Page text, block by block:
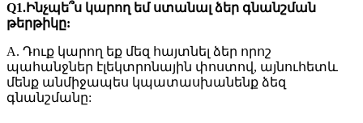
Q1.Ինչպե՞ս կարող եմ ստանալ ձեր գնանշման
թերթիկը:
A. Դուք կարող եք մեզ հայտնել ձեր որոշ
պահանջներ էլեկտրոնային փոստով, այնուհետև
մենք անմիջապես կպատասխանենք ձեզ
գնանշմանը: